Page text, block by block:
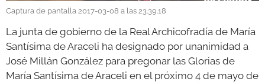
Captura de pantalla 2017-03-08 a las 23.39.18
La junta de gobierno de la Real Archicofradía de María
Santísima de Araceli ha designado por unanimidad a
José Millán González para pregonar las Glorias de
María Santísima de Araceli en el próximo 4 de mayo de